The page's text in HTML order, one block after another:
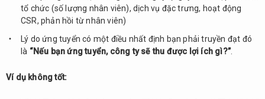
tổ chức (số lượng nhân viên), dịch vụ đặc trưng, hoạt động
CSR, phản hồi từ nhân viên)
Lý do ứng tuyển có một điều nhất định bạn phải truyền đạt đó
là “Nếu bạn ứng tuyển, công ty sẽ thu được lợi ích gì?”.
Ví dụ không tốt: